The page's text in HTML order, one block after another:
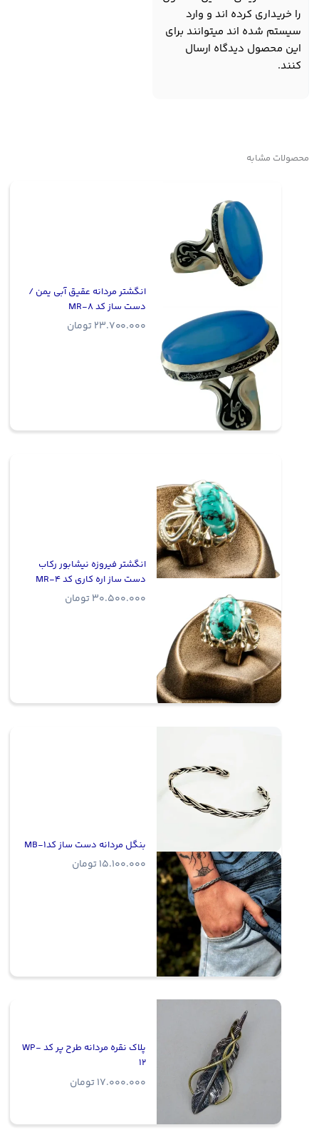
را خریداری کرده اند و وارد
سیستم شده اند میتوانند برای
این محصول دیدگاه ارسال
کنند.
محصولات مشابه
انگشتر مردانه عقیق آبی یمن /
دست ساز کد MR-8
23.700.000 تومان
انگشتر فیروزه نیشابور رکاب
دست ساز اره کاری کد MR-4
30.500.000 تومان
بنگل مردانه دست ساز کدMB-1
15.100.000 تومان
پلاک نقره مردانه طرح پر کد WP-
12
17.000.000 تومان